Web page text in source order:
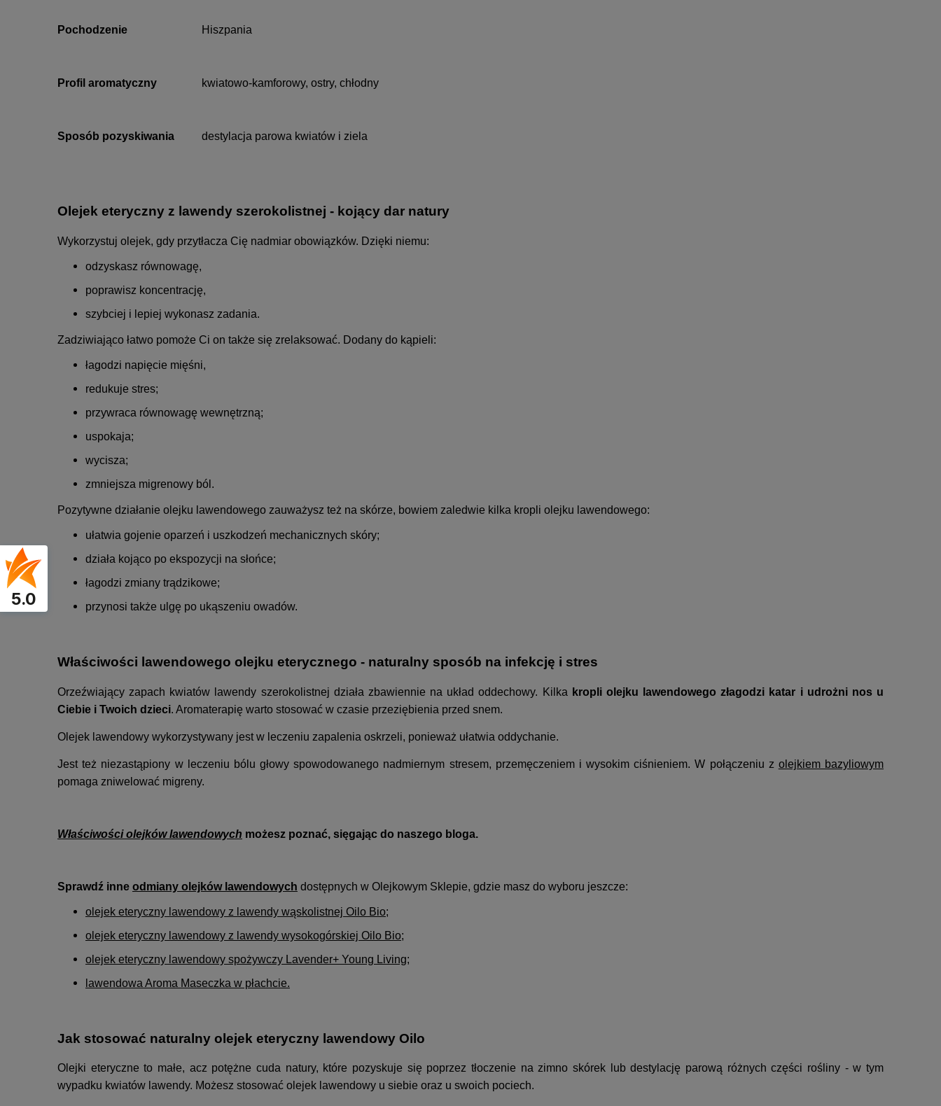
Pochodzenie Hiszpania
Profil aromatyczny kwiatowo-kamforowy, ostry, chłodny
Sposób pozyskiwania destylacja parowa kwiatów i ziela
Olejek eteryczny z lawendy szerokolistnej - kojący dar natury
Wykorzystuj olejek, gdy przytłacza Cię nadmiar obowiązków. Dzięki niemu:
odzyskasz równowagę,
poprawisz koncentrację,
szybciej i lepiej wykonasz zadania.
Zadziwiająco łatwo pomoże Ci on także się zrelaksować. Dodany do kąpieli:
łagodzi napięcie mięśni,
redukuje stres;
przywraca równowagę wewnętrzną;
uspokaja;
wycisza;
zmniejsza migrenowy ból.
Pozytywne działanie olejku lawendowego zauważysz też na skórze, bowiem zaledwie kilka kropli olejku lawendowego:
ułatwia gojenie oparzeń i uszkodzeń mechanicznych skóry;
działa kojąco po ekspozycji na słońce;
łagodzi zmiany trądzikowe;
przynosi także ulgę po ukąszeniu owadów.
Właściwości lawendowego olejku eterycznego - naturalny sposób na infekcję i stres
Orzeźwiający zapach kwiatów lawendy szerokolistnej działa zbawiennie na układ oddechowy. Kilka kropli olejku lawendowego złagodzi katar i udrożni nos u
Ciebie i Twoich dzieci. Aromaterapię warto stosować w czasie przeziębienia przed snem.
Olejek lawendowy wykorzystywany jest w leczeniu zapalenia oskrzeli, ponieważ ułatwia oddychanie.
Jest też niezastąpiony w leczeniu bólu głowy spowodowanego nadmiernym stresem, przemęczeniem i wysokim ciśnieniem. W połączeniu z olejkiem bazyliowym
pomaga zniwelować migreny.
Właściwości olejków lawendowych możesz poznać, sięgając do naszego bloga.
Sprawdź inne odmiany olejków lawendowych dostępnych w Olejkowym Sklepie, gdzie masz do wyboru jeszcze:
olejek eteryczny lawendowy z lawendy wąskolistnej Oilo Bio;
olejek eteryczny lawendowy z lawendy wysokogórskiej Oilo Bio;
olejek eteryczny lawendowy spożywczy Lavender+ Young Living;
lawendowa Aroma Maseczka w płachcie.
Jak stosować naturalny olejek eteryczny lawendowy Oilo
Olejki eteryczne to małe, acz potężne cuda natury, które pozyskuje się poprzez tłoczenie na zimno skórek lub destylację parową różnych części rośliny - w tym
wypadku kwiatów lawendy. Możesz stosować olejek lawendowy u siebie oraz u swoich pociech.
5.0